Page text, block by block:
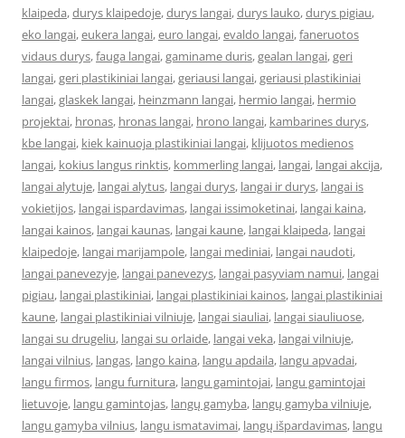
klaipeda,durys klaipedoje,durys langai,durys lauko,durys pigiau,
eko langai,eukera langai,euro langai,evaldo langai,faneruotos
vidaus durys,fauga langai,gaminame duris,gealan langai,geri
langai,geri plastikiniai langai,geriausi langai,geriausi plastikiniai
langai,glaskek langai, heinzmann langai, hermio langai, hermio
projektai, hronas, hronas langai, hrono langai, kambarines durys,
kbe langai, kiek kainuoja plastikiniai langai, klijuotos medienos
langai, kokius langus rinktis, kommerling langai, langai, langai akcija,
langai alytuje, langai alytus, langai durys, langai ir durys, langai is
vokietijos, langai ispardavimas, langai issimoketinai, langai kaina,
langai kainos, langai kaunas, langai kaune, langai klaipeda, langai
klaipedoje, langai marijampole, langai mediniai, langai naudoti,
langai panevezyje, langai panevezys, langai pasyviam namui, langai
pigiau, langai plastikiniai, langai plastikiniai kainos, langai plastikiniai
kaune, langai plastikiniai vilniuje, langai siauliai, langai siauliuose,
langai su drugeliu, langai su orlaide, langai veka, langai vilniuje,
langai vilnius, langas, lango kaina, langu apdaila, langu apvadai,
langu firmos, langu furnitura, langu gamintojai, langu gamintojai
lietuvoje, langu gamintojas, langų gamyba, langų gamyba vilniuje,
langu gamyba vilnius, langu ismatavimai, langų išpardavimas, langu